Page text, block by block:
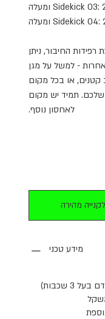
Sidekick 03: ומעלה
Sidekick 04: ומעלה
החיבור, ניתן
- למשל על מגן
קטנים, או בכל מקום
תמיד יש מקום
לאחסון נוסף.
לקנייה מהירה
מידע טכני
שכבות)